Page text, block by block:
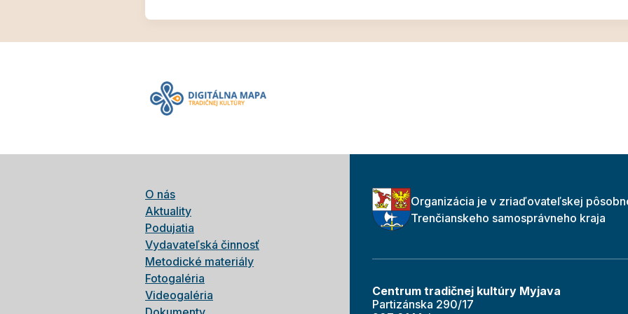
O nás
Aktuality
Podujatia
Vydavateľská činnosť
Metodické materiály
Fotogaléria
Videogaléria
Organizácia je v zriaďovateľskej
Trenčianskeho samosprávneho kraja
Centrum tradičnej kultúry Myjava
Partizánska 290/17